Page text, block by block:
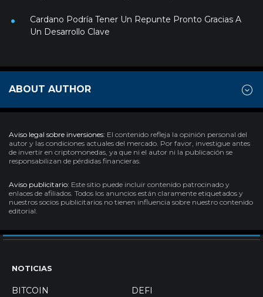
Cardano Podría Tener Un Repunte Pronto Gracias A
Un Desarrollo Clave
ABOUT AUTHOR
Aviso legal sobre inversiones: El contenido refleja la opinión personal del
autor y las condiciones actuales del mercado. Por favor, investigue antes
de invertir en criptomonedas, ya que ni el autor ni la publicación se
responsabilizan de pérdidas financieras.
Aviso publicitario: Este sitio puede incluir contenido patrocinado y
enlaces de afiliados. Todos los anuncios están claramente etiquetados y
nuestros socios publicitarios no tienen influencia sobre nuestro contenido
editorial.
NOTICIAS
BITCOIN
DEFI